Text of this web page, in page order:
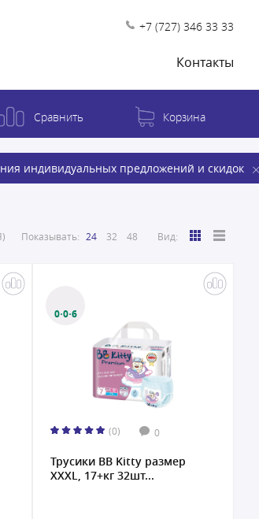
+7 (727) 346 33 33
Контакты
индивидуальных предложений и скидок
Сравнить Корзина
Показывать: 24 32 48 Вид:
0·0·6
(0) 0
Трусики BB Kitty размер
XXXL, 17+кг 32шт...